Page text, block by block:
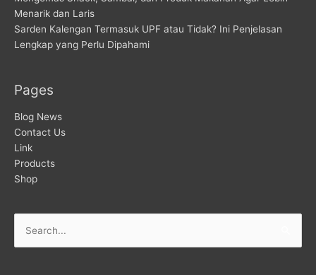
Menarik dan Laris
Sarden Kalengan Termasuk UPF atau Tidak? Ini Penjelasan
Lengkap yang Perlu Dipahami
Pages
Blog News
Contact Us
Link
Products
Shop